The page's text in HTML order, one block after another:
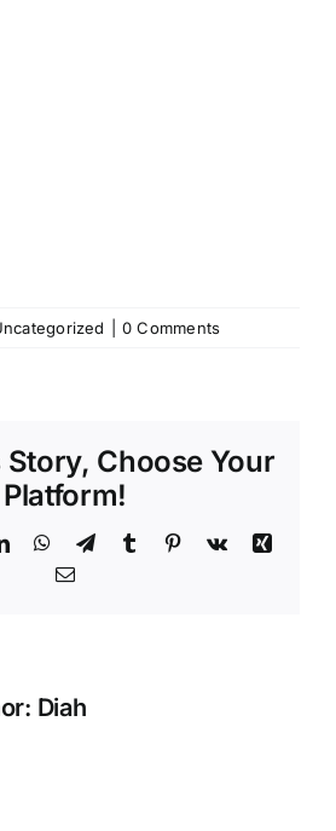
0 Comments
Story, Choose Your
Platform!
LinkedInWhatsApp
TelegramTumblr Pinterest
Vk
Xing
Email
Diah